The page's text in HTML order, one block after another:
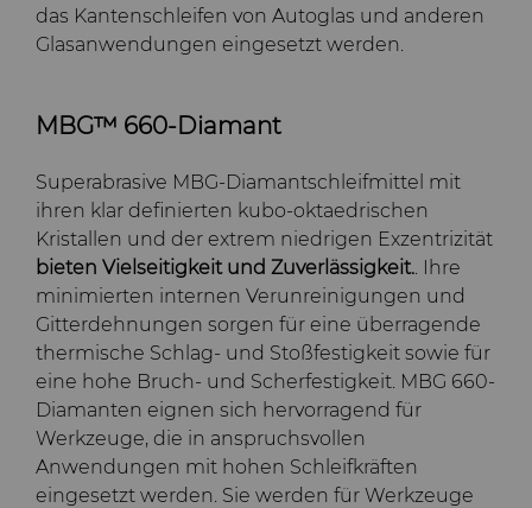
das Kantenschleifen von Autoglas und anderen
Glasanwendungen eingesetzt werden.
MBG™ 660-Diamant
Superabrasive MBG-Diamantschleifmittel mit
ihren klar definierten kubo-oktaedrischen
Kristallen und der extrem niedrigen Exzentrizität
bieten Vielseitigkeit und Zuverlässigkeit.. Ihre
minimierten internen Verunreinigungen und
Gitterdehnungen sorgen für eine überragende
thermische Schlag- und Stoßfestigkeit sowie für
eine hohe Bruch- und Scherfestigkeit. MBG 660-
Diamanten eignen sich hervorragend für
Werkzeuge, die in anspruchsvollen
Anwendungen mit hohen Schleifkräften
eingesetzt werden. Sie werden für Werkzeuge